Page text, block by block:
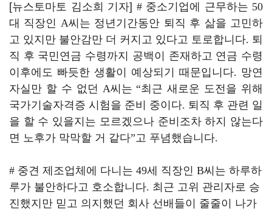
[뉴스토마토 김소희 기자] # 중소기업에 근무하는 50
대 직장인 A씨는 정년기간동안 퇴직 후 삶을 고민하
고 있지만 불안감만 더 커지고 있다고 토로합니다. 퇴
직 후 국민연금 수령까지 공백이 존재하고 연금 수령
이후에도 빠듯한 생활이 예상되기 때문입니다. 망연
자실만 할 수 없던 A씨는 “최근 새로운 도전을 위해
국가기술자격증 시험을 준비 중이다. 퇴직 후 관련 일
을 할 수 있을지는 모르겠으나 준비조차 하지 않는다
면 노후가 막막할 거 같다”고 푸념했습니다.
# 중견 제조업체에 다니는 49세 직장인 B씨는 하루하
루가 불안하다고 호소합니다. 최근 고위 관리자로 승
진했지만 믿고 의지했던 회사 선배들이 줄줄이 나가